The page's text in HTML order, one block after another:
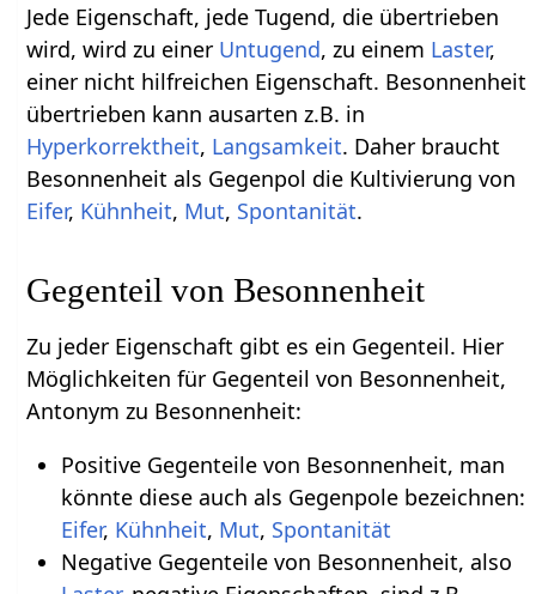
Jede Eigenschaft, jede Tugend, die übertrieben
wird, wird zu einer Untugend, zu einem Laster,
einer nicht hilfreichen Eigenschaft. Besonnenheit
übertrieben kann ausarten z.B. in
Hyperkorrektheit, Langsamkeit. Daher braucht
Besonnenheit als Gegenpol die Kultivierung von
Eifer, Kühnheit, Mut, Spontanität.
Gegenteil von Besonnenheit
Zu jeder Eigenschaft gibt es ein Gegenteil. Hier
Möglichkeiten für Gegenteil von Besonnenheit,
Antonym zu Besonnenheit:
Positive Gegenteile von Besonnenheit, man
könnte diese auch als Gegenpole bezeichnen:
Eifer, Kühnheit, Mut, Spontanität
Negative Gegenteile von Besonnenheit, also